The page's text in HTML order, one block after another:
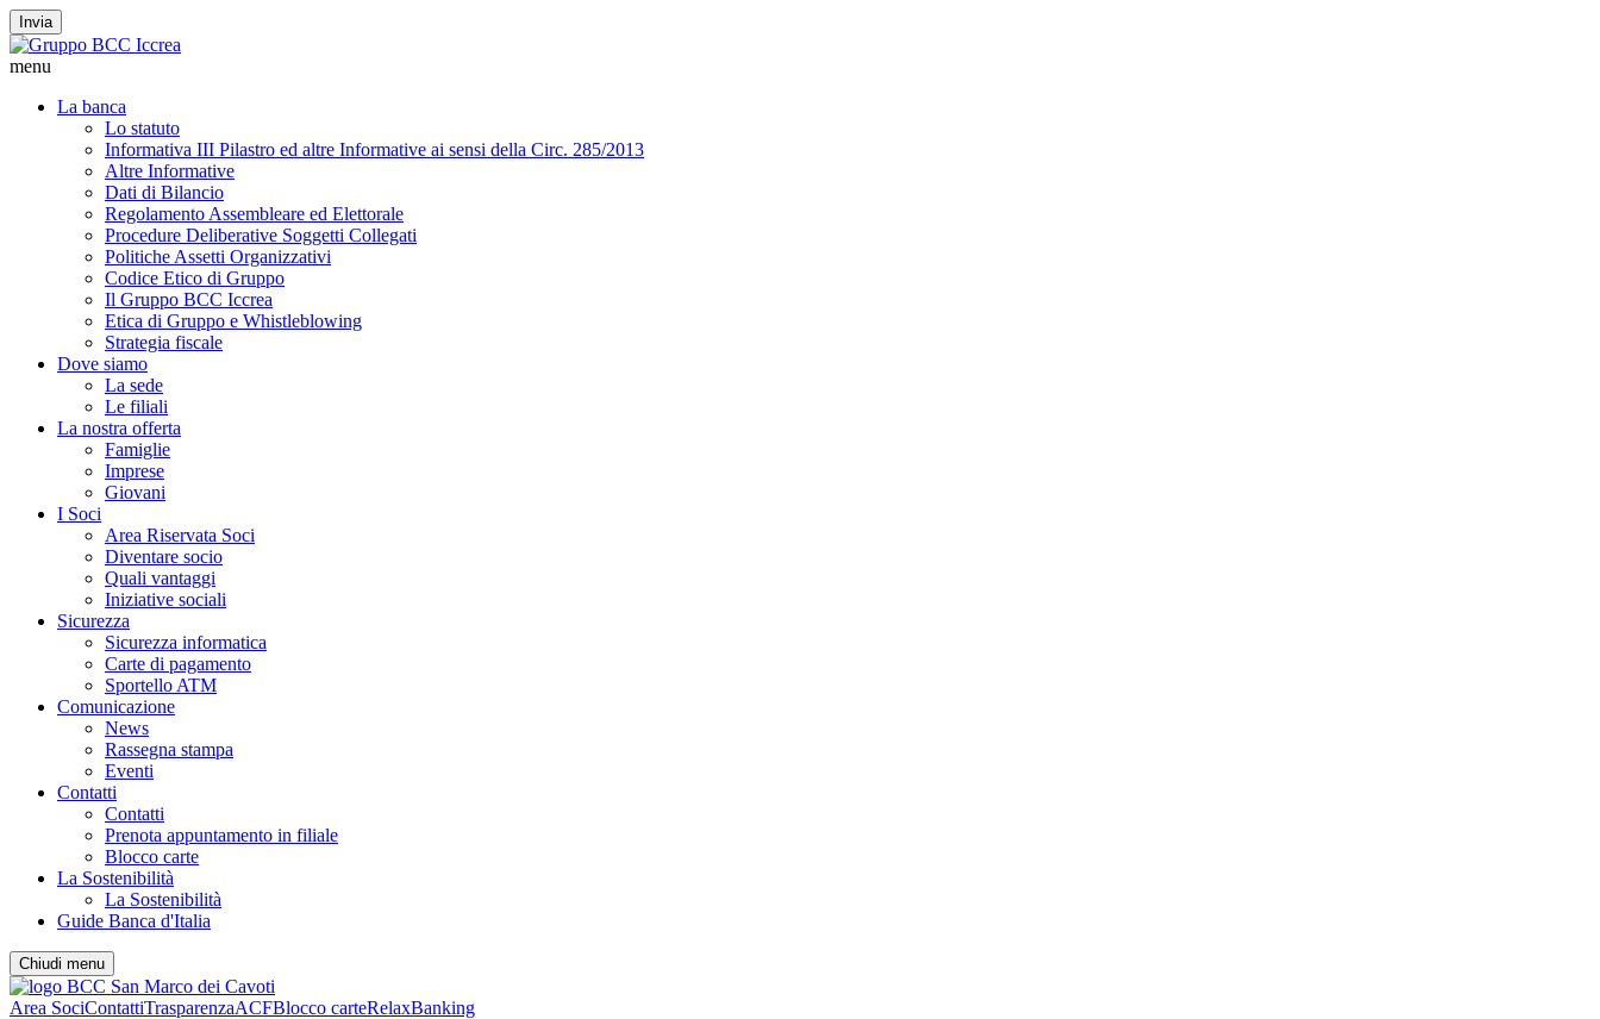
Invia
menu
La banca
Lo statuto
Informativa III Pilastro ed altre Informative ai sensi della Circ. 285/2013
Altre Informative
Dati di Bilancio
Regolamento Assembleare ed Elettorale
Procedure Deliberative Soggetti Collegati
Politiche Assetti Organizzativi
Codice Etico di Gruppo
Il Gruppo BCC Iccrea
Etica di Gruppo e Whistleblowing
Strategia fiscale
Dove siamo
La sede
Le filiali
La nostra offerta
Famiglie
Imprese
Giovani
I Soci
Area Riservata Soci
Diventare socio
Quali vantaggi
Iniziative sociali
Sicurezza
Sicurezza informatica
Carte di pagamento
Sportello ATM
Comunicazione
News
Rassegna stampa
Eventi
Contatti
Contatti
Prenota appuntamento in filiale
Blocco carte
La Sostenibilità
La Sostenibilità
Guide Banca d'Italia
Chiudi menu
Area SociContattiTrasparenzaACFBlocco carteRelaxBanking